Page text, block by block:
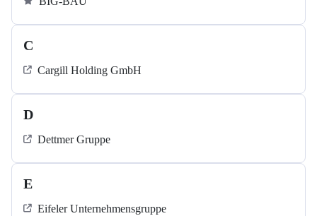
C
Cargill Holding GmbH
D
Dettmer Gruppe
E
Eifeler Unternehmensgruppe